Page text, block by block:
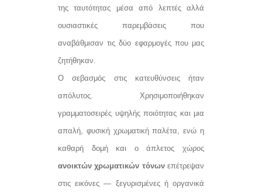
της ταυτότητας μέσα από λεπτές αλλά
ουσιαστικές παρεμβάσεις που
αναβάθμισαν τις δύο εφαρμογές που μας
ζητήθηκαν.
Ο σεβασμός στις κατευθύνσεις ήταν
απόλυτος. Χρησιμοποιήθηκαν
γραμματοσειρές υψηλής ποιότητας και μια
απαλή, φυσική χρωματική παλέτα, ενώ η
καθαρή δομή και ο άπλετος χώρος
ανοικτών χρωματικών τόνωνεπέτρεψαν
στις εικόνες — ξεγυρισμένες ή οργανικά